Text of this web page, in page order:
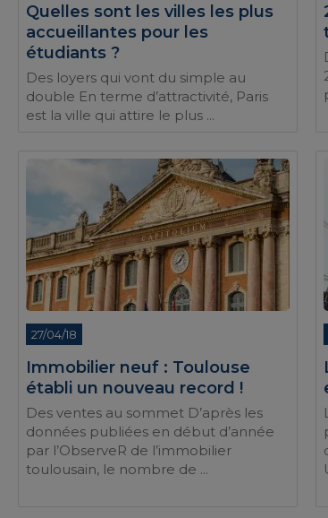
Quelles sont les villes les plus
accueillantes pour les
étudiants ?
Des loyers qui vont du simple au
double En terme d’attractivité, Paris
est la ville qui attire le plus ...
27/04/18
Immobilier neuf : Toulouse
établi un nouveau record !
Des ventes au sommet D’après les
données publiées en début d’année
par l’ObserveR de l’immobilier
toulousain, le nombre de ...